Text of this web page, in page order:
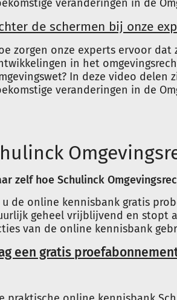
veranderingen in de
de schermen bij onze
zorgen onze experts ervoor
in het
In deze video
veranderingen in de
zelf hoe Schulinck
de online kennisbank gratis
geheel vrijblijvend en stopt
van de online kennisbank
een gratis